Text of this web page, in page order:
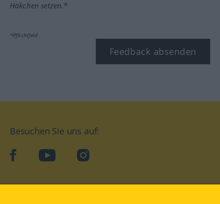
Häkchen setzen.*
*Pflichtfeld
Feedback absenden
Besuchen Sie uns auf:
facebookYouTube Instagram